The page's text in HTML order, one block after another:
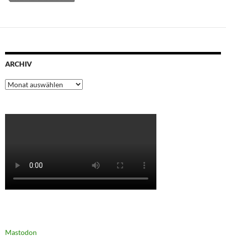
ARCHIV
Archiv
Mastodon